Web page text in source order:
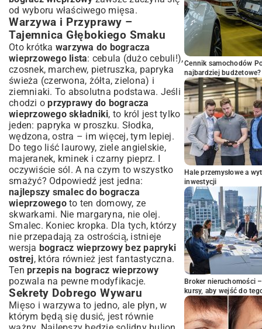
od wyboru właściwego mięsa.
Warzywa i Przyprawy –
Tajemnica Głębokiego Smaku
Oto krótka warzywa do bogracza
wieprzowego lista: cebula (dużo cebuli!),
czosnek, marchew, pietruszka, papryka
świeża (czerwona, żółta, zielona) i
ziemniaki. To absolutna podstawa. Jeśli
chodzi oprzyprawy do bogracza
wieprzowego składniki, to król jest tylko
jeden: papryka w proszku. Słodka,
wędzona, ostra – im więcej, tym lepiej.
Do tego liść laurowy, ziele angielskie,
majeranek, kminek i czarny pieprz. I
oczywiście sól. A na czym to wszystko
smażyć? Odpowiedź jest jedna:
najlepszy smalec do bogracza
wieprzowegoto ten domowy, ze
skwarkami. Nie margaryna, nie olej.
Smalec. Koniec kropka. Dla tych, którzy
nie przepadają za ostrością, istnieje
wersja bogracz wieprzowy bez papryki
ostrej, która również jest fantastyczna.
Ten przepis na bogracz wieprzowy
pozwala na pewne modyfikacje.
Sekrety Dobrego Wywaru
Mięso i warzywa to jedno, ale płyn, w
którym będą się dusić, jest równie
Cennik samochodów
najbardziej budżetowe?
Hale przemysłowe a
inwestycji
Broker nieruchomości
kursy, aby wejść do